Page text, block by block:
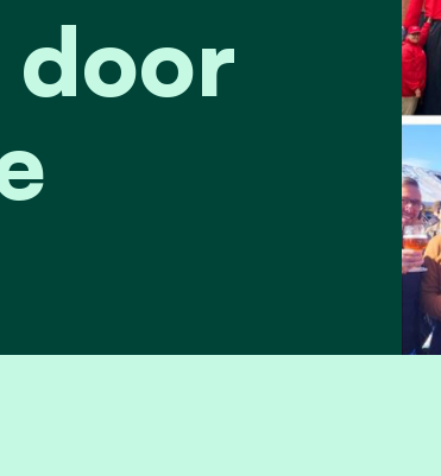
door